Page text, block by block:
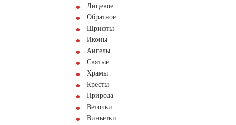
Лицевое
Обратное
Шрифты
Иконы
Ангелы
Святые
Храмы
Кресты
Природа
Веточки
Виньетки